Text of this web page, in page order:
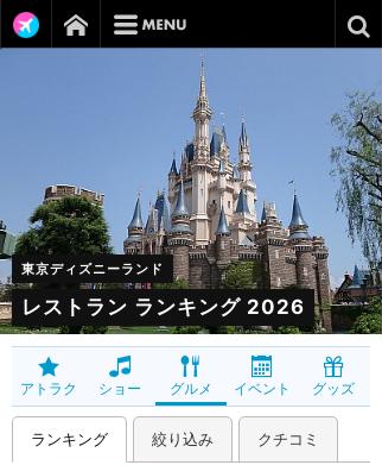
東京ディズニーランド
レストラン ランキング 2026
アトラク ショー グルメ イベント グッズ
ランキング 絞り込み クチコミ